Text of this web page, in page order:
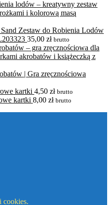
Zestaw do Robienia Lodów
35,00 zł brutto
| Gra zręcznościowa
kartki 4,50 zł brutto
kartki 8,00 zł brutto
cookies.